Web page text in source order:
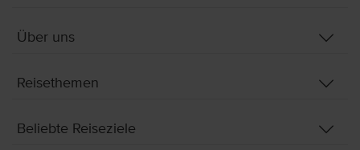
Über uns
Reisethemen
Beliebte Reiseziele